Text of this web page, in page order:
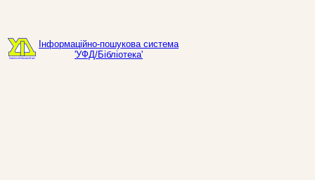
Інформаційно-пошукова система
'УФД/Бібліотека'